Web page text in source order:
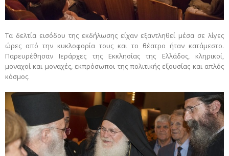
Τα δελτία εισόδου της εκδήλωσης είχαν εξαντληθεί μέσα σε λίγες
ώρες από την κυκλοφορία τους και το θέατρο ήταν κατάμεστο.
Παρευρέθησαν Ιεράρχες της Εκκλησίας της Ελλάδος, κληρικοί,
μοναχοί και μοναχές, εκπρόσωποι της πολιτικής εξουσίας και απλός
κόσμος.